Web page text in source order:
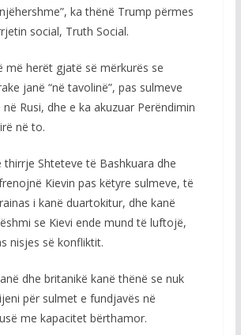
ka thënë Trump përmes
social, Truth Social.
më herët gjatë së mërkurës se
janë “në tavolinë”, pas sulmeve
Rusi, dhe e ka akuzuar Perëndimin
në to.
thirrje Shteteve të Bashkuara dhe
Kievin pas këtyre sulmeve, të
i kanë duartokitur, dhe kanë
se Kievi ende mund të luftojë,
nisjes së konfliktit.
dhe britanikë kanë thënë se nuk
për sulmet e fundjavës në
me kapacitet bërthamor.